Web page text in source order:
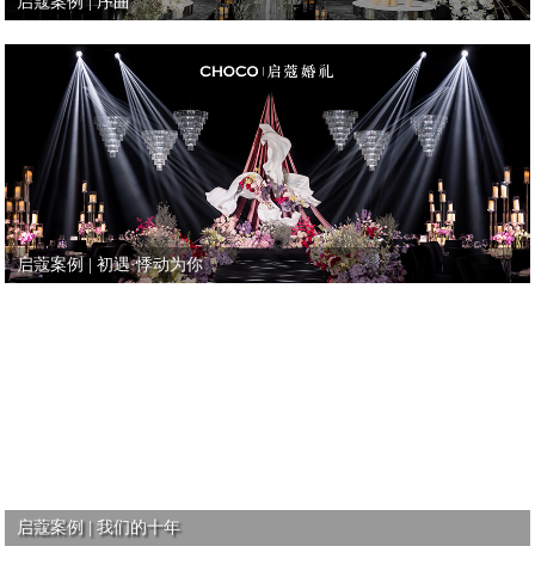
启蔻案例 | 初遇·悸动为你
启蔻案例 | 我们的十年